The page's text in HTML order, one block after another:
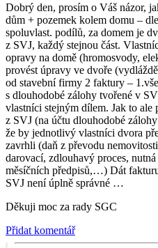
Dobrý den, prosím o Váš názor,
dům + pozemek kolem domu –
spoluvlast. podílů, za domem je
z SVJ, každý stejnou část.
opravy na domě (hromosvody,
provést úpravy ve dvoře
od stavební firmy 2 faktury –
s dlouhodobé zálohy tvořené v
vlastníci stejným dílem. Jak to ale
z SVJ (na účtu dlouhodobé
že by jednotlivý vlastníci dvora
zavrhli (daň z převodu
darovací, zdlouhavý proces,
měsíčních předpisů,…) Dát
SVJ není úplně správné …
Děkuji moc za rady SGC
Přidat komentář